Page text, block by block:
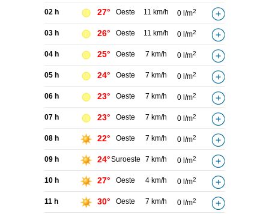
02 h 27° Oeste 11 km/h 0 l/m2
03 h 26° Oeste 11 km/h 0 l/m2
04 h 25° Oeste 7 km/h 0 l/m2
05 h 24° Oeste 7 km/h 0 l/m2
06 h 23° Oeste 7 km/h 0 l/m2
07 h 23° Oeste 7 km/h 0 l/m2
08 h 22° Oeste 7 km/h 0 l/m2
09 h 24°Suroeste 7 km/h 0 l/m2
10 h 27° Oeste 4 km/h 0 l/m2
11 h 30° Oeste 7 km/h 0 l/m2